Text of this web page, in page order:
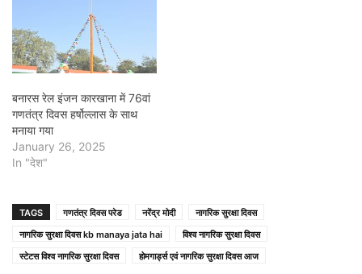
बनारस रेल इंजन कारखाना में 76वां
गणतंत्र दिवस हर्षोल्लास के साथ
मनाया गया
January 26, 2025
In "देश"
TAGS गणतंत्र दिवस परेड नरेंद्र मोदी
नागरिक सुरक्षा दिवस
नागरिक सुरक्षा दिवस kb manaya jata hai
विश्व नागरिक सुरक्षा दिवस
स्टेटस विश्व नागरिक सुरक्षा दिवस
होमगार्ड्स एवं नागरिक सुरक्षा दिवस आज